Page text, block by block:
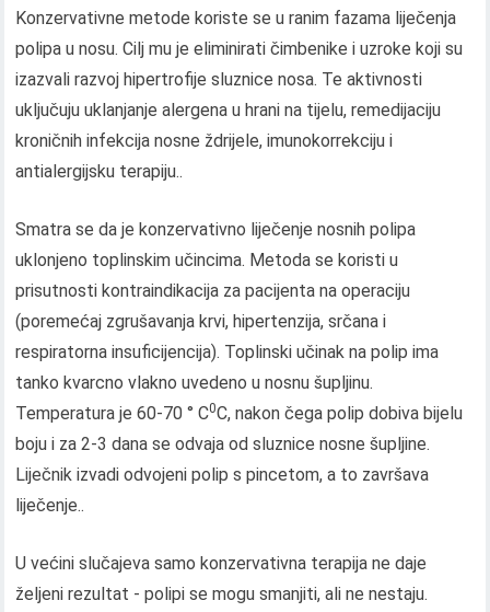
Konzervativne metode koriste se u ranim fazama liječenja
polipa u nosu. Cilj mu je eliminirati čimbenike i uzroke koji su
izazvali razvoj hipertrofije sluznice nosa. Te aktivnosti
uključuju uklanjanje alergena u hrani na tijelu, remedijaciju
kroničnih infekcija nosne ždrijele, imunokorrekciju i
antialergijsku terapiju..
Smatra se da je konzervativno liječenje nosnih polipa
uklonjeno toplinskim učincima. Metoda se koristi u
prisutnosti kontraindikacija za pacijenta na operaciju
(poremećaj zgrušavanja krvi, hipertenzija, srčana i
respiratorna insuficijencija). Toplinski učinak na polip ima
tanko kvarcno vlakno uvedeno u nosnu šupljinu.
Temperatura je 60-70 ° C0C, nakon čega polip dobiva bijelu
boju i za 2-3 dana se odvaja od sluznice nosne šupljine.
Liječnik izvadi odvojeni polip s pincetom, a to završava
liječenje..
U većini slučajeva samo konzervativna terapija ne daje
željeni rezultat - polipi se mogu smanjiti, ali ne nestaju.